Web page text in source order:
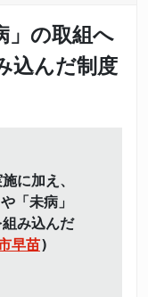
」の取組へ
込んだ制度
に加え、
「未病」
み込んだ
早苗)